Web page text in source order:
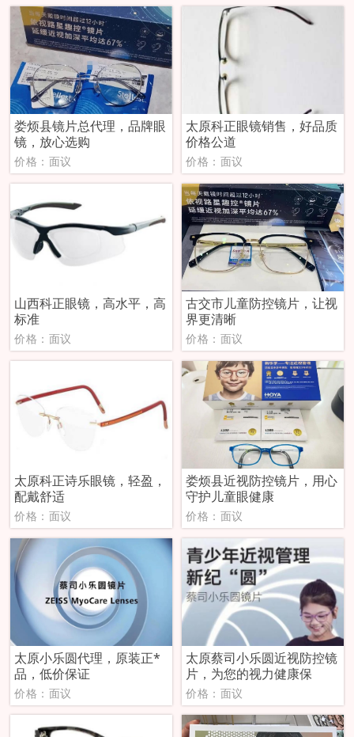
娄烦县镜片总代理，品牌眼
镜，放心选购
价格：面议
太原科正眼镜销售，好品质
价格公道
价格：面议
山西科正眼镜，高水平，高
标准
价格：面议
古交市儿童防控镜片，让视
界更清晰
价格：面议
太原科正诗乐眼镜，轻盈，
配戴舒适
价格：面议
娄烦县近视防控镜片，用心
守护儿童眼健康
价格：面议
太原小乐圆代理，原装正*
品，低价保证
价格：面议
太原蔡司小乐圆近视防控镜
片，为您的视力健康保
价格：面议